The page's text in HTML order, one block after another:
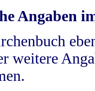
Angaben
weitere